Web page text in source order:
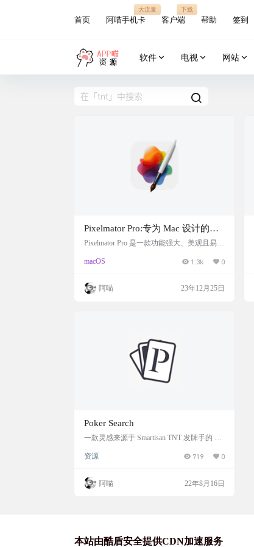
首页 阿喵手机卡
大流量
客户端
下载
帮助 签到
软件 电视 网站
Pixelmator Pro:专为 Mac 设计的图
像编辑设计神器，支持编辑psd文
服
Pixelmator Pro 是一款功能强大、美观且易于
ator Pro 对于初学者和有经验的专业人士来
计选择。像阿喵常用的制作封面，带壳截图
的设计模板，简直不要太方便。 而大家日常
macOS 1.3k 0
阿喵 23年12月25日
Poker Search
一款灵感来源于 Smartisan TNT 发牌手的 Ch
资源
719 0
阿喵 22年8月16日
本站由酷盾安全提供CDN加速服务